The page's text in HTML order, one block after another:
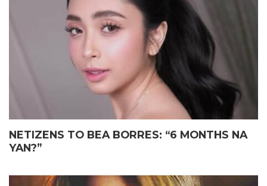
ELIAS MAY FATHER’S DAY
GIFT KAY JOHN LLOYD CRUZ
SA ISANG EMOSYONAL NA
JOHN LLOYD CRUZ
MAGIGING ‘KAPUSO’ NA NGA
BA?
NETIZENS TO BEA BORRES: “6 MONTHS NA
YAN?”